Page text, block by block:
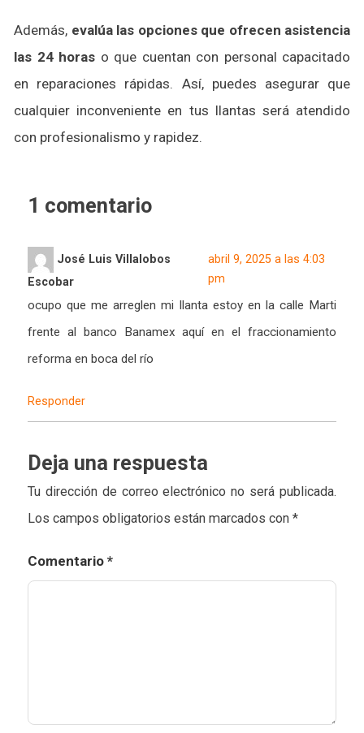
Además, evalúa las opciones que ofrecen asistencia
las 24 horas o que cuentan con personal capacitado
en reparaciones rápidas. Así, puedes asegurar que
cualquier inconveniente en tus llantas será atendido
con profesionalismo y rapidez.
1 comentario
José Luis Villalobos
Escobar
abril 9, 2025 a las 4:03
pm
ocupo que me arreglen mi llanta estoy en la calle Marti
frente al banco Banamex aquí en el fraccionamiento
reforma en boca del río
Responder
Deja una respuesta
Tu dirección de correo electrónico no será publicada.
Los campos obligatorios están marcados con *
Comentario *